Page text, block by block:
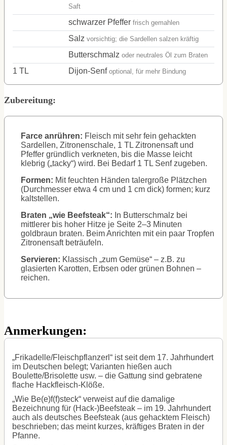
Saft
schwarzer Pfeffer frisch gemahlen
Salz vorsichtig; die Sardellen salzen kräftig
Butterschmalz oder neutrales Öl zum Braten
1 TL Dijon-Senf optional, für mehr Bindung
Zubereitung:
Farce anrühren: Fleisch mit sehr fein gehackten
Sardellen, Zitronenschale, 1 TL Zitronensaft und
Pfeffer gründlich verkneten, bis die Masse leicht
klebrig („tacky“) wird. Bei Bedarf 1 TL Senf zugeben.
Formen: Mit feuchten Händen talergroße Plätzchen
(Durchmesser etwa 4 cm und 1 cm dick) formen; kurz
kaltstellen.
Braten „wie Beefsteak“: In Butterschmalz bei
mittlerer bis hoher Hitze je Seite 2–3 Minuten
goldbraun braten. Beim Anrichten mit ein paar Tropfen
Zitronensaft beträufeln.
Servieren: Klassisch „zum Gemüse“ – z.B. zu
glasierten Karotten, Erbsen oder grünen Bohnen –
reichen.
Anmerkungen:
„Frikadelle/Fleischpflanzerl“ ist seit dem 17. Jahrhundert
im Deutschen belegt; Varianten hießen auch
Boulette/Brisolette usw. – die Gattung sind gebratene
flache Hackfleisch-Klöße.
„Wie Be(e)f(f)steck“ verweist auf die damalige
Bezeichnung für (Hack-)Beefsteak – im 19. Jahrhundert
auch als deutsches Beefsteak (aus gehacktem Fleisch)
beschrieben; das meint kurzes, kräftiges Braten in der
Pfanne.